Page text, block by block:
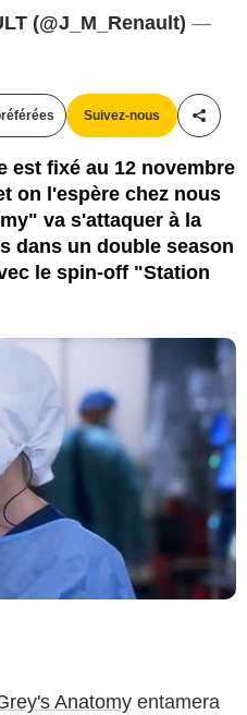
(@J_M_Renault) —
Suivez-nous
est fixé au 12 novembre
on l'espère chez nous
va s'attaquer à la
dans un double season
le spin-off "Station
Anatomy entamera